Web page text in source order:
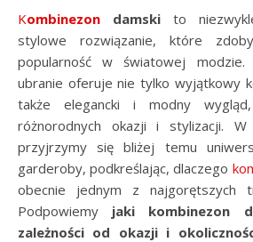
Kombinezon damski to
stylowe rozwiązanie, które
popularność w światowej modzie.
ubranie oferuje nie tylko wyjątkowy
także elegancki i modny
różnorodnych okazji i stylizacji. W
przyjrzymy się bliżej temu
garderoby, podkreślając, dlaczego
obecnie jednym z najgorętszych
Podpowiemy jaki kombinezon
zależności od okazji i